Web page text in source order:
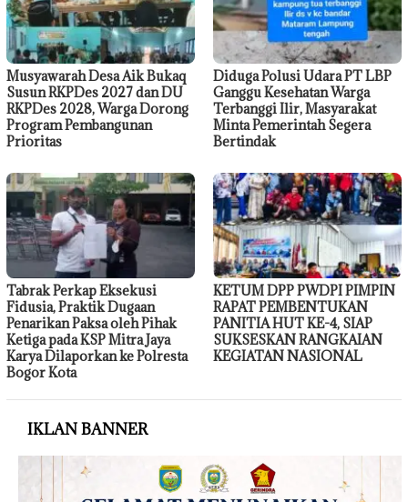
Musyawarah Desa Aik Bukaq
Susun RKPDes 2027 dan DU
RKPDes 2028, Warga Dorong
Program Pembangunan
Prioritas
Diduga Polusi Udara PT LBP
Ganggu Kesehatan Warga
Terbanggi Ilir, Masyarakat
Minta Pemerintah Segera
Bertindak
Tabrak Perkap Eksekusi
Fidusia, Praktik Dugaan
Penarikan Paksa oleh Pihak
Ketiga pada KSP Mitra Jaya
Karya Dilaporkan ke Polresta
Bogor Kota
KETUM DPP PWDPI PIMPIN
RAPAT PEMBENTUKAN
PANITIA HUT KE-4, SIAP
SUKSESKAN RANGKAIAN
KEGIATAN NASIONAL
IKLAN BANNER